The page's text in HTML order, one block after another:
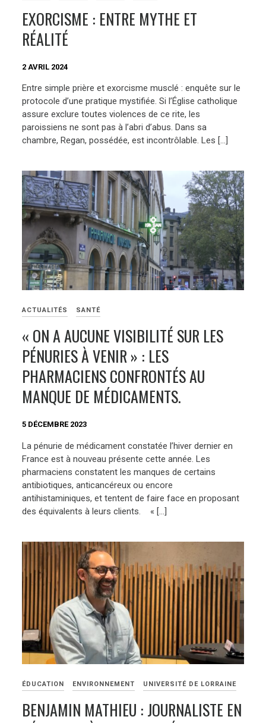
EXORCISME : ENTRE MYTHE ET
RÉALITÉ
2 AVRIL 2024
Entre simple prière et exorcisme musclé : enquête sur le
protocole d’une pratique mystifiée. Si l’Église catholique
assure exclure toutes violences de ce rite, les
paroissiens ne sont pas à l’abri d’abus. Dans sa
chambre, Regan, possédée, est incontrôlable. Les […]
ACTUALITÉS SANTÉ
« ON A AUCUNE VISIBILITÉ SUR LES
PÉNURIES À VENIR » : LES
PHARMACIENS CONFRONTÉS AU
MANQUE DE MÉDICAMENTS.
5 DÉCEMBRE 2023
La pénurie de médicament constatée l’hiver dernier en
France est à nouveau présente cette année. Les
pharmaciens constatent les manques de certains
antibiotiques, anticancéreux ou encore
antihistaminiques, et tentent de faire face en proposant
des équivalents à leurs clients. « […]
ÉDUCATION ENVIRONNEMENT UNIVERSITÉ DE LORRAINE
BENJAMIN MATHIEU : JOURNALISTE EN